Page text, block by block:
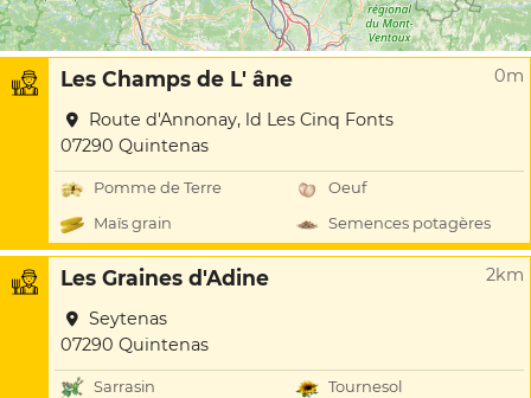
Les Champs de L' âne 0m
Route d'Annonay, ld Les Cinq Fonts
07290 Quintenas
Pomme de Terre
Oeuf
Maïs grain
Semences potagères
Les Graines d'Adine 2km
Seytenas
07290 Quintenas
Sarrasin
Tournesol